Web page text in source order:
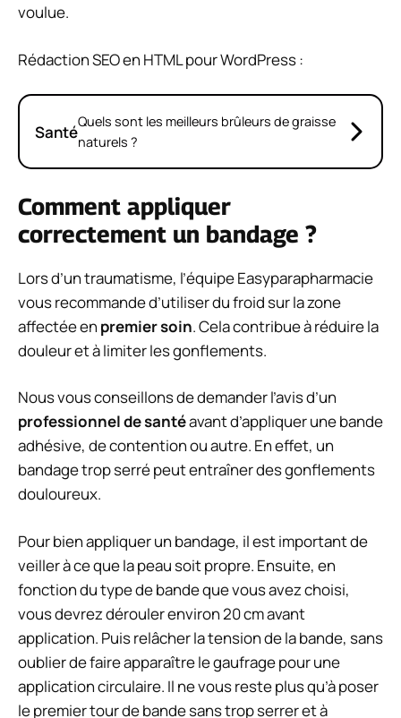
voulue.
Rédaction SEO en HTML pour WordPress :
SantéQuels sont les meilleurs brûleurs de graisse
naturels ?
Comment appliquer
correctement un bandage ?
Lors d’un traumatisme, l’équipe Easyparapharmacie
vous recommande d’utiliser du froid sur la zone
affectée en premier soin. Cela contribue à réduire la
douleur et à limiter les gonflements.
Nous vous conseillons de demander l’avis d’un
professionnel de santéavant d’appliquer une bande
adhésive, de contention ou autre. En effet, un
bandage trop serré peut entraîner des gonflements
douloureux.
Pour bien appliquer un bandage, il est important de
veiller à ce que la peau soit propre. Ensuite, en
fonction du type de bande que vous avez choisi,
vous devrez dérouler environ 20 cm avant
application. Puis relâcher la tension de la bande, sans
oublier de faire apparaître le gaufrage pour une
application circulaire. Il ne vous reste plus qu’à poser
le premier tour de bande sans trop serrer et à